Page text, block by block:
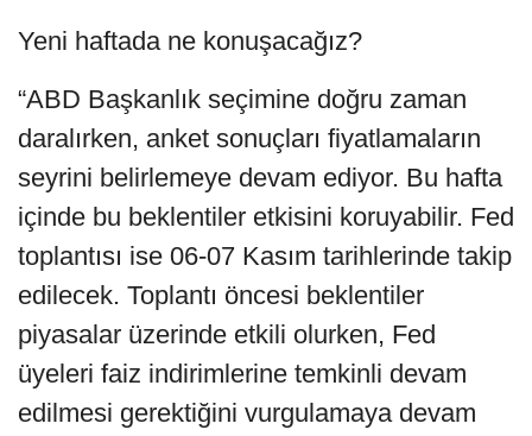
Yeni haftada ne konuşacağız?
“ABD Başkanlık seçimine doğru zaman
daralırken, anket sonuçları fiyatlamaların
seyrini belirlemeye devam ediyor. Bu hafta
içinde bu beklentiler etkisini koruyabilir. Fed
toplantısı ise 06-07 Kasım tarihlerinde takip
edilecek. Toplantı öncesi beklentiler
piyasalar üzerinde etkili olurken, Fed
üyeleri faiz indirimlerine temkinli devam
edilmesi gerektiğini vurgulamaya devam